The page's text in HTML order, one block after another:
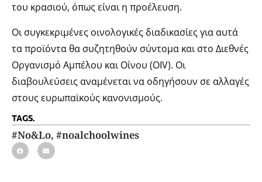
του κρασιού, όπως είναι η προέλευση.
Οι συγκεκριμένες οινολογικές διαδικασίες για αυτά
τα προϊόντα θα συζητηθούν σύντομα και στο Διεθνές
Οργανισμό Αμπέλου και Οίνου (OIV). Οι
διαβουλεύσεις αναμένεται να οδηγήσουν σε αλλαγές
στους ευρωπαϊκούς κανονισμούς.
TAGS.
#No&Lo, #noalchoolwines